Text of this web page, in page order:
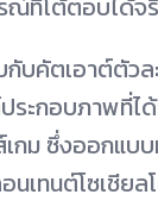
ณ์ที่โต้ตอบได้จ
กับคัตเอาต์ตัวล
ระกอบภาพที่ไ
เกม ซึ่งออกแบ
เทนต์โซเชียล